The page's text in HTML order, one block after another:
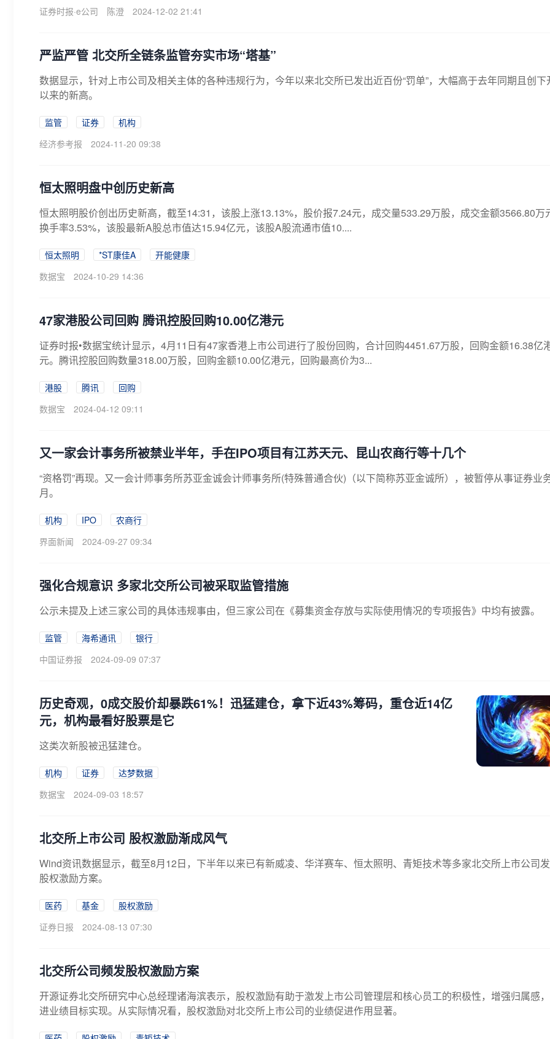
证券时报·e公司
陈澄 2024-12-02 21:41
严监严管 北交所全链条监管夯实市场“塔基”
数据显示，针对上市公司及相关主体的各种违规行为，今年以来北交所已发出近百份“罚单”，大幅高于去年同期且创下
以来的新高。
监管 证券
机构
经济参考报
2024-11-20 09:38
恒太照明盘中创历史新高
恒太照明股价创出历史新高，截至14:31，该股上涨13.13%，股价报7.24元，成交量533.29万股，成交金额3566.80万
换手率3.53%，该股最新A股总市值达15.94亿元，该股A股流通市值10....
恒太照明 *ST康佳A
开能健康
数据宝
2024-10-29 14:36
47家港股公司回购 腾讯控股回购10.00亿港元
证券时报•数据宝统计显示，4月11日有47家香港上市公司进行了股份回购，合计回购4451.67万股，回购金额16.38亿
元。腾讯控股回购数量318.00万股，回购金额10.00亿港元，回购最高价为3...
港股 腾讯
回购
数据宝
2024-04-12 09:11
又一家会计事务所被禁业半年，手在IPO项目有江苏天元、昆山农商行等十几个
“资格罚”再现。又一会计师事务所苏亚金诚会计师事务所(特殊普通合伙)（以下简称苏亚金诚所），被暂停从事证券业
月。
机构 IPO
农商行
界面新闻
2024-09-27 09:34
强化合规意识 多家北交所公司被采取监管措施
公示未提及上述三家公司的具体违规事由，但三家公司在《募集资金存放与实际使用情况的专项报告》中均有披露。
监管 海希通讯
银行
中国证券报
2024-09-09 07:37
历史奇观，0成交股价却暴跌61%！迅猛建仓，拿下近43%筹码，重仓近14亿
元，机构最看好股票是它
这类次新股被迅猛建仓。
机构 证券
达梦数据
数据宝
2024-09-03 18:57
北交所上市公司 股权激励渐成风气
Wind资讯数据显示，截至8月12日，下半年以来已有新威凌、华洋赛车、恒太照明、青矩技术等多家北交所上市公司
股权激励方案。
医药 基金
股权激励
证券日报
2024-08-13 07:30
北交所公司频发股权激励方案
开源证券北交所研究中心总经理诸海滨表示，股权激励有助于激发上市公司管理层和核心员工的积极性，增强归属感
进业绩目标实现。从实际情况看，股权激励对北交所上市公司的业绩促进作用显著。